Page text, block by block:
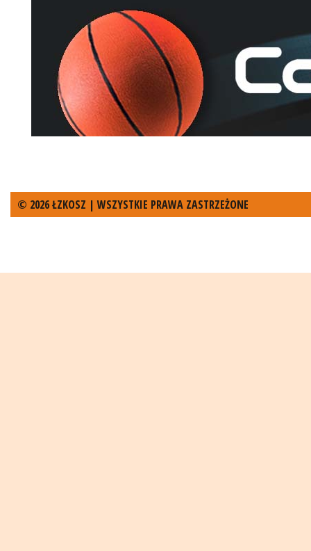
© 2026 ŁZKOSZ | WSZYSTKIE PRAWA ZASTRZEŻONE